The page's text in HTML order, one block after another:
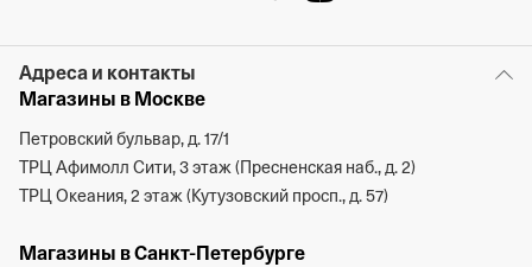
Адреса и контакты
Магазины в Москве
Петровский бульвар, д. 17/1
ТРЦ Афимолл Сити, 3 этаж (Пресненская наб., д. 2)
ТРЦ Океания, 2 этаж (Кутузовский просп., д. 57)
Магазины в Санкт-Петербурге